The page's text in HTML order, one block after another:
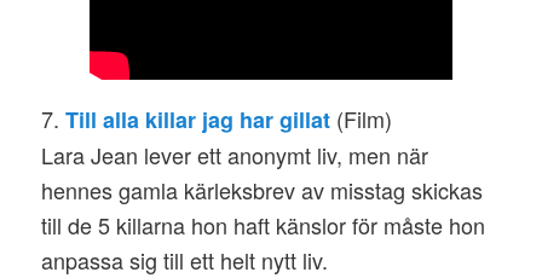
7.Till alla killar jag har gillat (Film)
Lara Jean lever ett anonymt liv, men när
hennes gamla kärleksbrev av misstag skickas
till de 5 killarna hon haft känslor för måste hon
anpassa sig till ett helt nytt liv.